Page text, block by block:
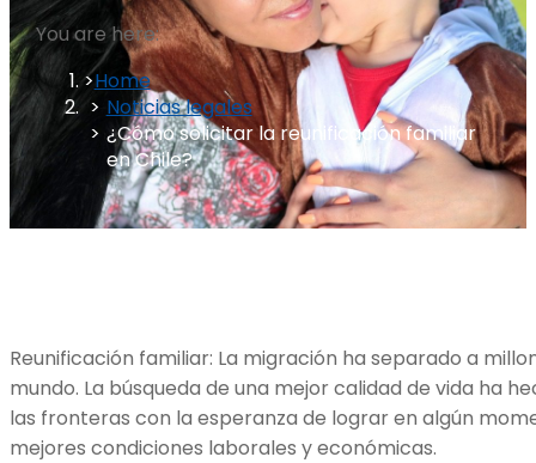
You are here:
Home
Noticias legales
¿Cómo solicitar la reunificación familiar
en Chile?
Reunificación familiar: La migración ha separado a
mundo. La búsqueda de una mejor calidad de vida ha
las fronteras con la esperanza de lograr en algún
mejores condiciones laborales y económicas.